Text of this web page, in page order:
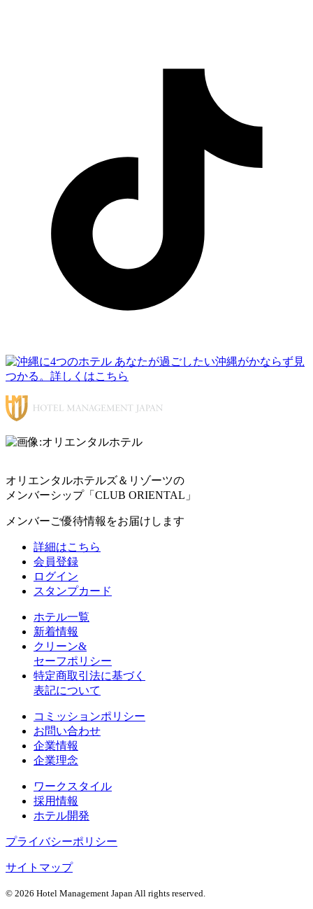
オリエンタルホテルズ＆リゾーツの
メンバーシップ「CLUB ORIENTAL」
メンバーご優待情報をお届けします
詳細はこちら
会員登録
ログイン
スタンプカード
ホテル一覧
新着情報
クリーン&
セーフポリシー
特定商取引法に基づく
表記について
コミッションポリシー
お問い合わせ
企業情報
企業理念
ワークスタイル
採用情報
ホテル開発
プライバシーポリシー
サイトマップ
© 2026 Hotel Management Japan All rights reserved.